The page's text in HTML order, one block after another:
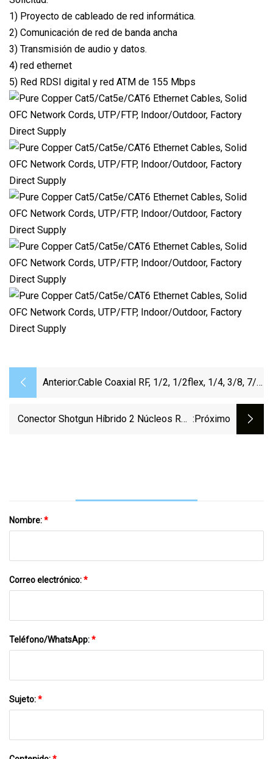
1) Proyecto de cableado de red informática.
2) Comunicación de red de banda ancha
3) Transmisión de audio y datos.
4) red ethernet
5) Red RDSI digital y red ATM de 155 Mbps
Anterior:Cable Coaxial RF, 1/2, 1/2flex, 1/4, 3/8, 7/8
Comunicación
Conector Shotgun Híbrido 2 Núcleos RG6 :próximo
Nombre:*
Correo electrónico:*
Teléfono/WhatsApp:*
Sujeto:*